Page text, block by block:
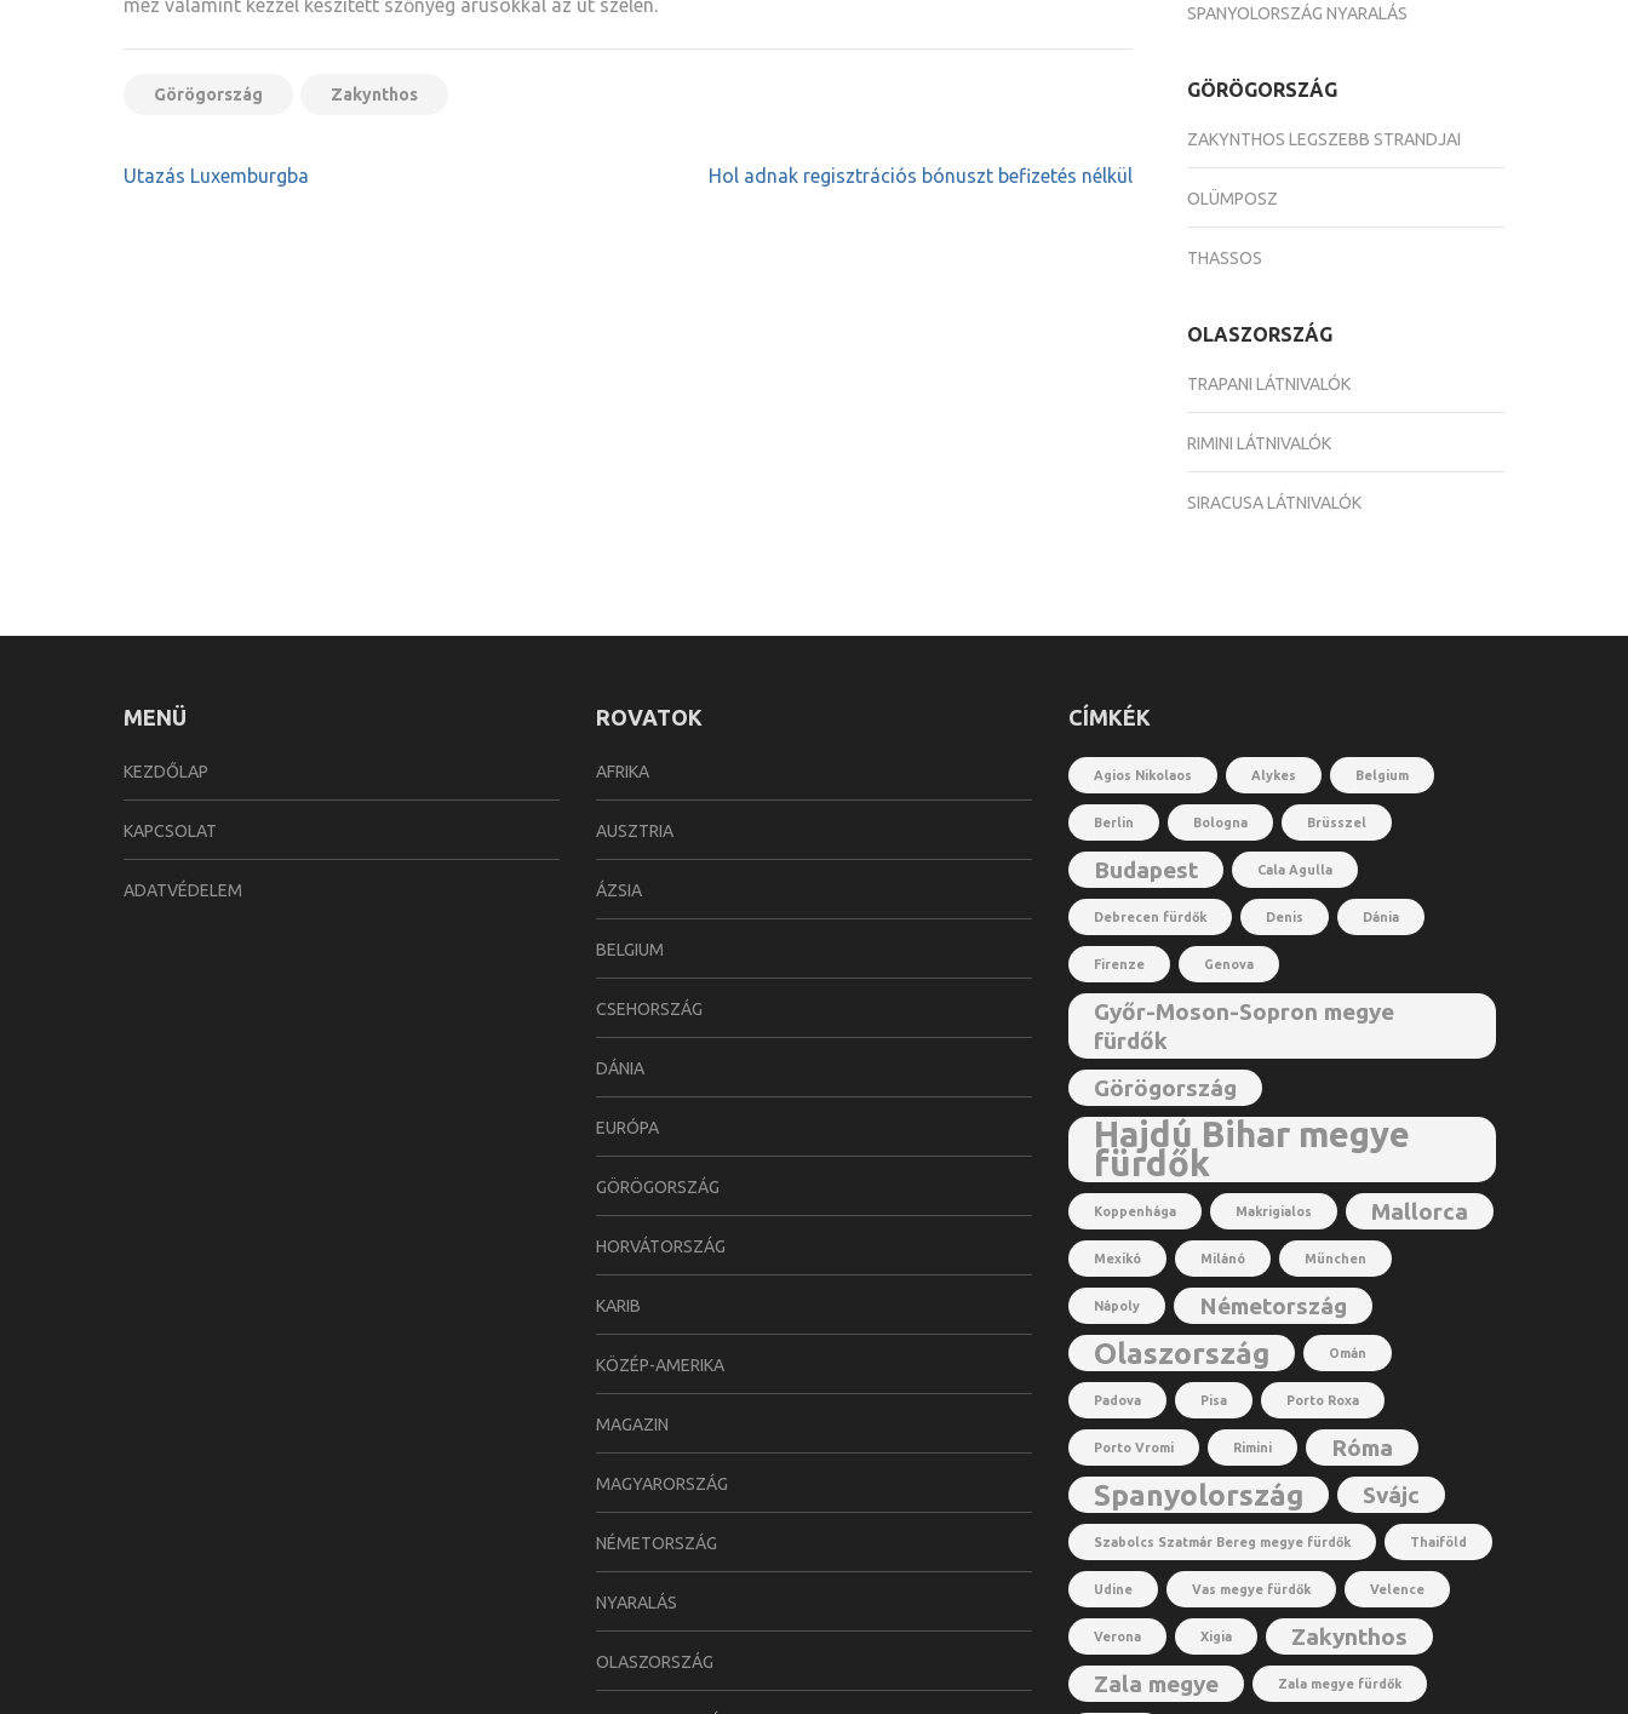
méz valamint kézzel készített szőnyeg árusokkal az út szélén.
Görögország Zakynthos
Bejegyzés
Utazás Luxemburgba Hol adnak regisztrációs bónuszt befizetés nélkül
SPANYOLORSZÁG NYARALÁS
GÖRÖGORSZÁG
ZAKYNTHOS LEGSZEBB STRANDJAI
OLÜMPOSZ
THASSOS
OLASZORSZÁG
TRAPANI LÁTNIVALÓK
RIMINI LÁTNIVALÓK
SIRACUSA LÁTNIVALÓK
MENÜ
KEZDŐLAP
KAPCSOLAT
ADATVÉDELEM
ROVATOK
AFRIKA
AUSZTRIA
ÁZSIA
BELGIUM
CSEHORSZÁG
DÁNIA
EURÓPA
GÖRÖGORSZÁG
HORVÁTORSZÁG
KARIB
KÖZÉP-AMERIKA
MAGAZIN
MAGYARORSZÁG
NÉMETORSZÁG
NYARALÁS
OLASZORSZÁG
CÍMKÉK
Agios Nikolaos Alykes Belgium
Berlin Bologna Brüsszel
Budapest Cala Agulla
Debrecen fürdők Denis Dánia
Firenze Genova
Győr-Moson-Sopron megye
fürdők
Görögország
Hajdú Bihar megye
fürdők
Koppenhága Makrigialos Mallorca
Mexikó Milánó München
Nápoly Németország
Olaszország Omán
Padova Pisa Porto Roxa
Porto Vromi Rimini Róma
Spanyolország Svájc
Szabolcs Szatmár Bereg megye fürdők Thaiföld
Udine Vas megye fürdők Velence
Verona Xigia
Zakynthos
Zala megye
Zala megye fürdők